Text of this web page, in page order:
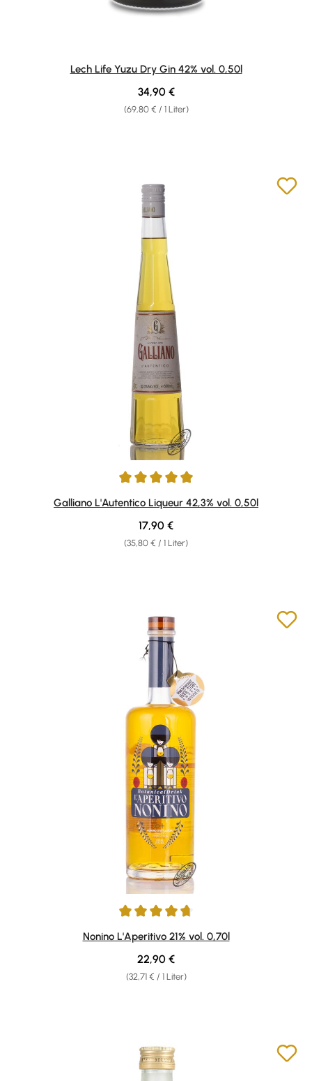
Lech Life Yuzu Dry Gin 42% vol. 0,50l
(69,80 € / 1 Liter)
Regulärer Preis:
34,90 €
Durchschnittliche Bewertung von 4.89 von 5 Sternen
Galliano L'Autentico Liqueur 42,3% vol. 0,50l
(35,80 € / 1 Liter)
Regulärer Preis:
17,90 €
Durchschnittliche Bewertung von 4.79 von 5 Sternen
Nonino L'Aperitivo 21% vol. 0,70l
(32,71 € / 1 Liter)
Regulärer Preis:
22,90 €